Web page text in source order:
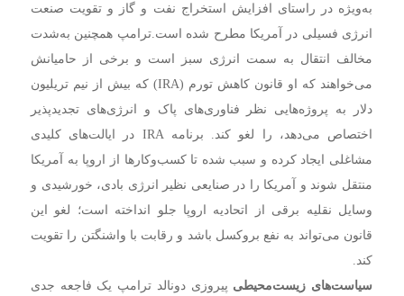
به‌ویژه در راستای افزایش استخراج نفت و گاز و تقویت صنعت
انرژی فسیلی در آمریکا مطرح شده است.ترامپ همچنین به‌شدت
مخالف انتقال به سمت انرژی سبز است و برخی از حامیانش
می‌خواهند که او قانون کاهش تورم (IRA) که بیش از نیم تریلیون
دلار به پروژه‌هایی نظر فناوری‌های پاک و انرژی‌های تجدیدپذیر
اختصاص می‌دهد، را لغو کند. برنامه IRA در ایالت‌های کلیدی
مشاغلی ایجاد کرده و سبب شده تا کسب‌وکارها از اروپا به آمریکا
منتقل شوند و آمریکا را در صنایعی نظیر انرژی بادی، خورشیدی و
وسایل نقلیه برقی از اتحادیه اروپا جلو انداخته است؛ لغو این
قانون می‌تواند به نفع بروکسل باشد و رقابت با واشنگتن را تقویت
کند.
سیاست‌های زیست‌محیطی پیروزی دونالد ترامپ یک فاجعه جدی